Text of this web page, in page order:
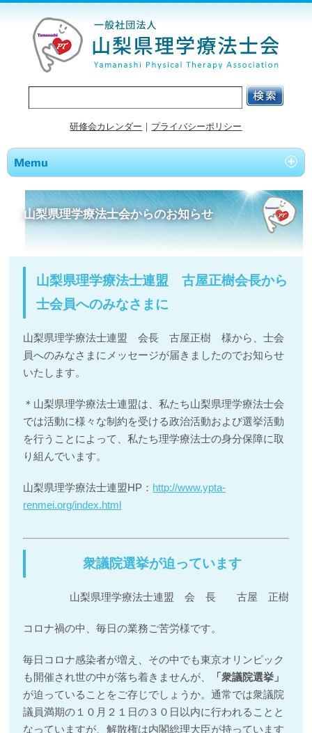
研修会カレンダー ｜ プライバシーポリシー
山梨県理学療法士会からのお知らせ
山梨県理学療法士連盟 古屋正樹会長から
士会員へのみなさまに
山梨県理学療法士連盟 会長 古屋正樹 様から、士会
員へのみなさまにメッセージが届きましたのでお知らせ
いたします。
＊山梨県理学療法士連盟は、私たち山梨県理学療法士会
では活動に様々な制約を受ける政治活動および選挙活動
を行うことによって、私たち理学療法士の身分保障に取
り組んでいます。
山梨県理学療法士連盟HP： http://www.ypta-
renmei.org/index.html
衆議院選挙が迫っています
山梨県理学療法士連盟 会 長 古屋 正樹
コロナ禍の中、毎日の業務ご苦労様です。
毎日コロナ感染者が増え、その中でも東京オリンピック
も開催され世の中が落ち着きませんが、
「衆議院選挙」
が迫っていることをご存じでしょうか。通常では衆議院
議員満期の１０月２１日の３０日以内に行われることと
なっていますが、解散権は内閣総理大臣が持っています